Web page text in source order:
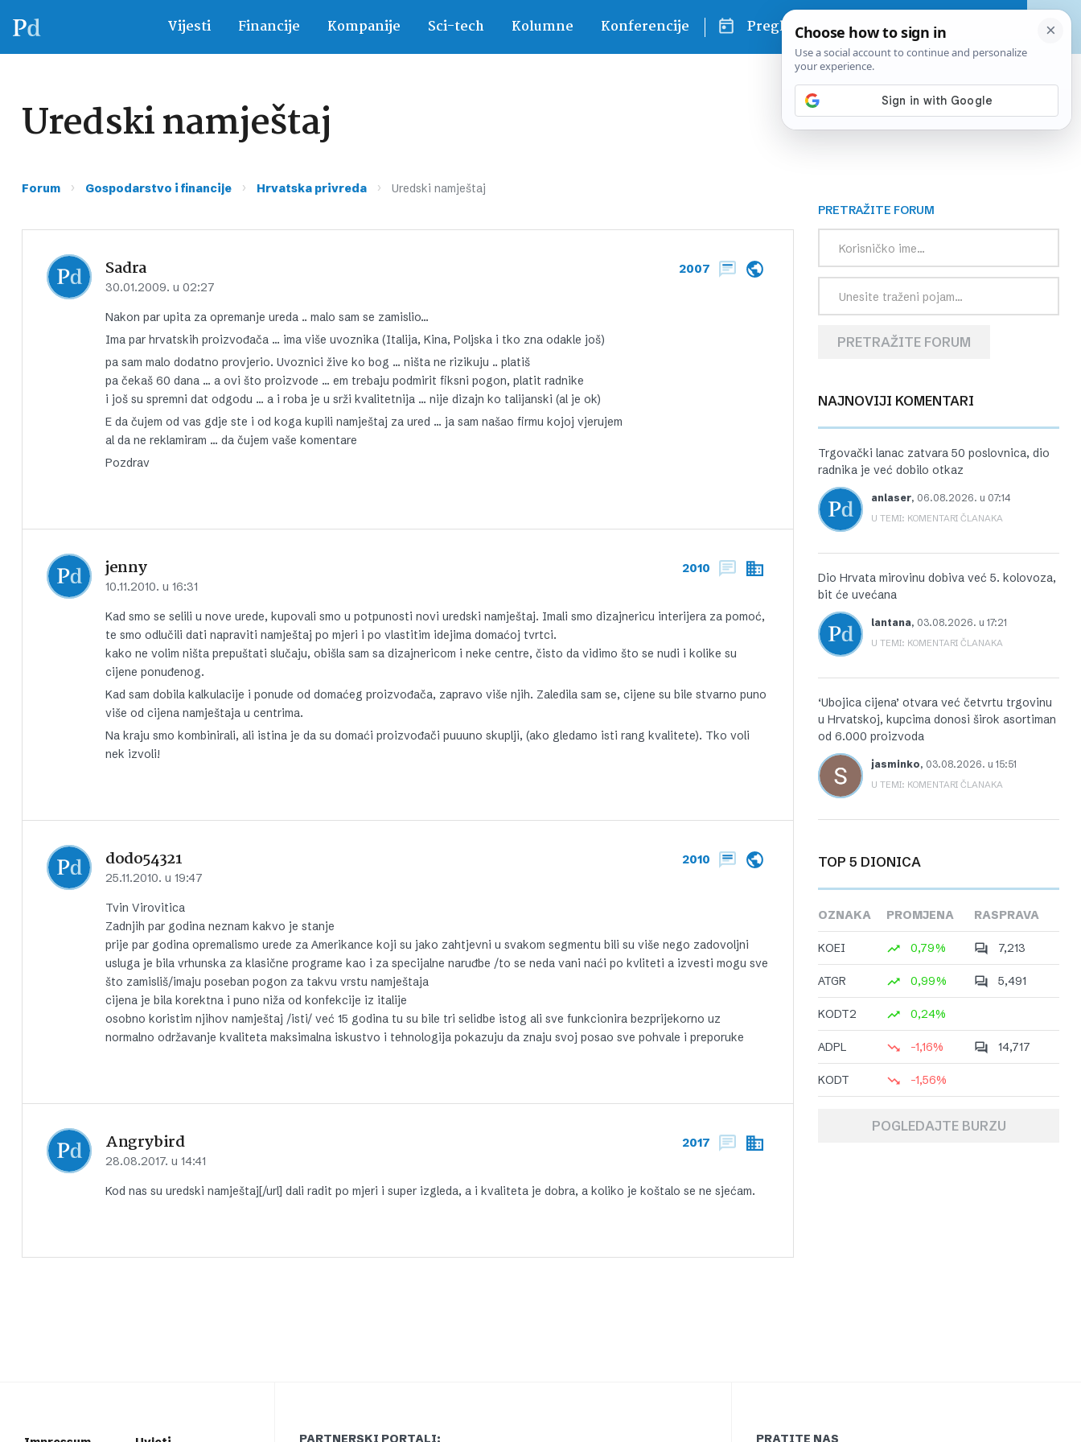
Vijesti Financije Kompanije Sci-tech Kolumne Konferencije Pregled dana
Uredski namještaj
Forum › Gospodarstvo i financije › Hrvatska privreda › Uredski namještaj
Sadra
30.01.2009. u 02:27
2007
Nakon par upita za opremanje ureda .. malo sam se zamislio…
Ima par hrvatskih proizvođača … ima više uvoznika (Italija, Kina, Poljska i tko zna odakle još)
pa sam malo dodatno provjerio. Uvoznici žive ko bog … ništa ne rizikuju .. platiš
pa čekaš 60 dana … a ovi što proizvode … em trebaju podmirit fiksni pogon, platit radnike
i još su spremni dat odgodu … a i roba je u srži kvalitetnija … nije dizajn ko talijanski (al je ok)
E da čujem od vas gdje ste i od koga kupili namještaj za ured … ja sam našao firmu kojoj vjerujem
al da ne reklamiram … da čujem vaše komentare
Pozdrav
jenny
10.11.2010. u 16:31
2010
Kad smo se selili u nove urede, kupovali smo u potpunosti novi uredski namještaj. Imali smo dizajnericu interijera za pomoć,
te smo odlučili dati napraviti namještaj po mjeri i po vlastitim idejima domaćoj tvrtci.
kako ne volim ništa prepuštati slučaju, obišla sam sa dizajnericom i neke centre, čisto da vidimo što se nudi i kolike su
cijene ponuđenog.
Kad sam dobila kalkulacije i ponude od domaćeg proizvođača, zapravo više njih. Zaledila sam se, cijene su bile stvarno puno
više od cijena namještaja u centrima.
Na kraju smo kombinirali, ali istina je da su domaći proizvođači puuuno skuplji, (ako gledamo isti rang kvalitete). Tko voli
nek izvoli!
dodo54321
25.11.2010. u 19:47
2010
Tvin Virovitica
Zadnjih par godina neznam kakvo je stanje
prije par godina opremalismo urede za Amerikance koji su jako zahtjevni u svakom segmentu bili su više nego zadovoljni
usluga je bila vrhunska za klasične programe kao i za specijalne naruđbe /to se neda vani naći po kvliteti a izvesti mogu sve
što zamisliš/imaju poseban pogon za takvu vrstu namještaja
cijena je bila korektna i puno niža od konfekcije iz italije
osobno koristim njihov namještaj /isti/ već 15 godina tu su bile tri selidbe istog ali sve funkcionira bezprijekorno uz
normalno održavanje kvaliteta maksimalna iskustvo i tehnologija pokazuju da znaju svoj posao sve pohvale i preporuke
Angrybird
28.08.2017. u 14:41
2017
Kod nas su uredski namještaj[/url] dali radit po mjeri i super izgleda, a i kvaliteta je dobra, a koliko je koštalo se ne sjećam.
PRETRAŽITE FORUM
PRETRAŽITE FORUM
NAJNOVIJI KOMENTARI
Trgovački lanac zatvara 50 poslovnica, dio
radnika je već dobilo otkaz
anlaser, 06.08.2026. u 07:14
U TEMI: KOMENTARI ČLANAKA
Dio Hrvata mirovinu dobiva već 5. kolovoza,
bit će uvećana
lantana, 03.08.2026. u 17:21
U TEMI: KOMENTARI ČLANAKA
‘Ubojica cijena’ otvara već četvrtu trgovinu
u Hrvatskoj, kupcima donosi širok asortiman
od 6.000 proizvoda
jasminko, 03.08.2026. u 15:51
U TEMI: KOMENTARI ČLANAKA
TOP 5 DIONICA
OZNAKA PROMJENA RASPRAVA
KOEI 0,79% 7,213
ATGR 0,99% 5,491
KODT2 0,24%
ADPL -1,16% 14,717
KODT -1,56%
POGLEDAJTE BURZU
PARTNERSKI PORTALI: PRATITE NAS